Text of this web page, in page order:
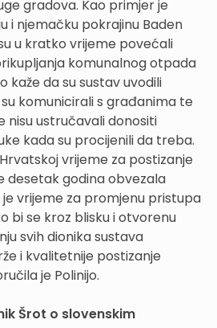
gradova. Kao primjer je
i njemačku pokrajinu Baden
u kratko vrijeme povećali
komunalnog otpada
kaže da su sustav uvodili
komunicirali s građanima te
nisu ustručavali donositi
kada su procijenili da treba.
vrijeme za postizanje
desetak godina obvezala
vrijeme za promjenu pristupa
bi se kroz blisku i otvorenu
svih dionika sustava
i kvalitetnije postizanje
je Polinijo.
Šrot o slovenskim